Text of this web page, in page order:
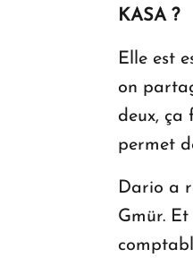
KASA ?
Elle est
on
deux, ça
permet
Dario a
Gmür.